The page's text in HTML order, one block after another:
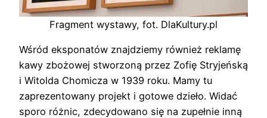
Fragment wystawy, fot. DlaKultury.pl
Wśród eksponatów znajdziemy również reklamę
kawy zbożowej stworzoną przez Zofię Stryjeńską
i Witolda Chomicza w 1939 roku. Mamy tu
zaprezentowany projekt i gotowe dzieło. Widać
sporo różnic, zdecydowano się na zupełnie inną